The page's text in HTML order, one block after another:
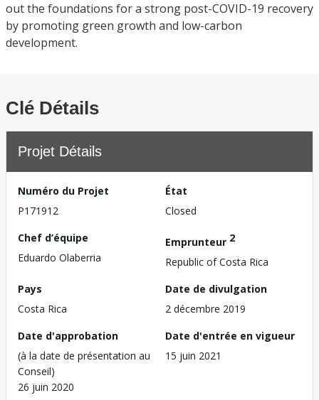
out the foundations for a strong post-COVID-19 recovery
by promoting green growth and low-carbon
development.
Clé Détails
Projet Détails
Numéro du Projet
P171912
État
Closed
Chef d’équipe
Eduardo Olaberria
Emprunteur 2
Republic of Costa Rica
Pays
Costa Rica
Date de divulgation
2 décembre 2019
Date d'approbation
(à la date de présentation au
Conseil)
26 juin 2020
Date d'entrée en vigueur
15 juin 2021